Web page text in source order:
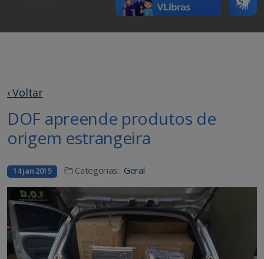
‹ Voltar
DOF apreende produtos de
origem estrangeira
14 jan 2019 Categorias: Geral